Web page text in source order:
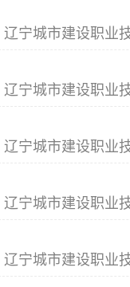
辽宁城市建设职业
辽宁城市建设职业
辽宁城市建设职业
辽宁城市建设职业
辽宁城市建设职业